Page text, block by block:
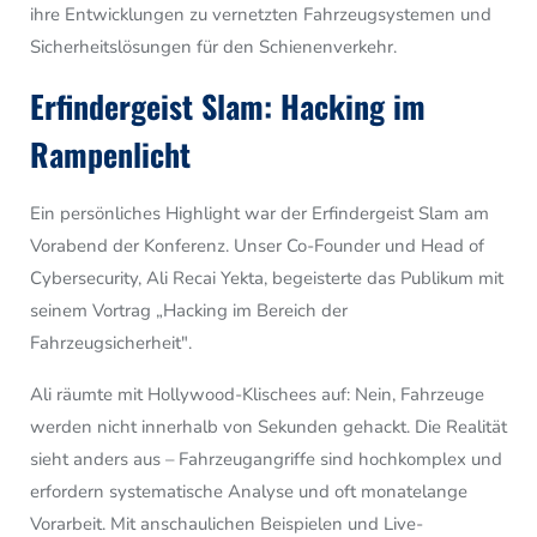
ihre Entwicklungen zu vernetzten Fahrzeugsystemen und
Sicherheitslösungen für den Schienenverkehr.
Erfindergeist Slam: Hacking im
Rampenlicht
Ein persönliches Highlight war der Erfindergeist Slam am
Vorabend der Konferenz. Unser Co-Founder und Head of
Cybersecurity, Ali Recai Yekta, begeisterte das Publikum mit
seinem Vortrag „Hacking im Bereich der
Fahrzeugsicherheit".
Ali räumte mit Hollywood-Klischees auf: Nein, Fahrzeuge
werden nicht innerhalb von Sekunden gehackt. Die Realität
sieht anders aus – Fahrzeugangriffe sind hochkomplex und
erfordern systematische Analyse und oft monatelange
Vorarbeit. Mit anschaulichen Beispielen und Live-